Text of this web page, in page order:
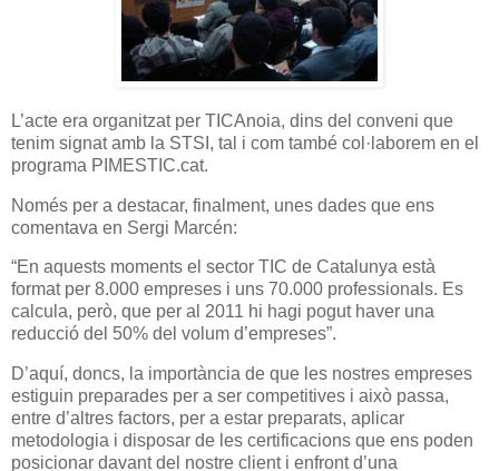
L’acte era organitzat per TICAnoia, dins del conveni que
tenim signat amb la STSI, tal i com també col·laborem en el
programa PIMESTIC.cat.
Només per a destacar, finalment, unes dades que ens
comentava en Sergi Marcén:
“En aquests moments el sector TIC de Catalunya està
format per 8.000 empreses i uns 70.000 professionals. Es
calcula, però, que per al 2011 hi hagi pogut haver una
reducció del 50% del volum d’empreses”.
D’aquí, doncs, la importància de que les nostres empreses
estiguin preparades per a ser competitives i això passa,
entre d’altres factors, per a estar preparats, aplicar
metodologia i disposar de les certificacions que ens poden
posicionar davant del nostre client i enfront d’una